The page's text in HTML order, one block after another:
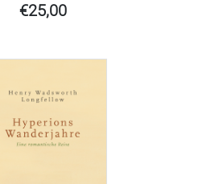
€25,00